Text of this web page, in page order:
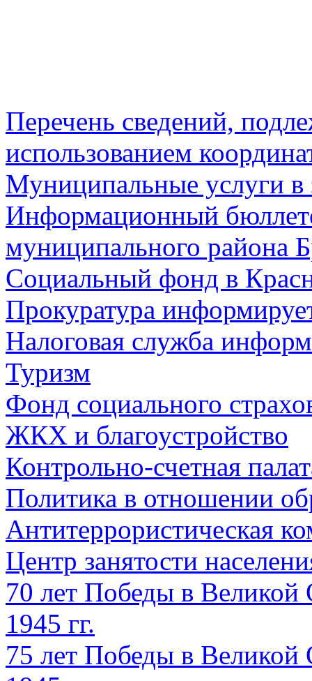
Перечень сведений,
использованием
Муниципальные услуги в
Информационный
муниципального района
Социальный фонд в
Прокуратура
Налоговая служба
Туризм
Фонд социального
ЖКХ и благоустройство
Контрольно-счетная
Политика в отношении
Антитеррористическая
Центр занятости
70 лет Победы в Великой
1945 гг.
75 лет Победы в Великой